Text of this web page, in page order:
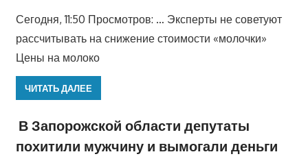
Сегодня, 11:50 Просмотров: … Эксперты не советуют
рассчитывать на снижение стоимости «молочки»
Цены на молоко
ЧИТАТЬ ДАЛЕЕ
В Запорожской области депутаты
похитили мужчину и вымогали деньги